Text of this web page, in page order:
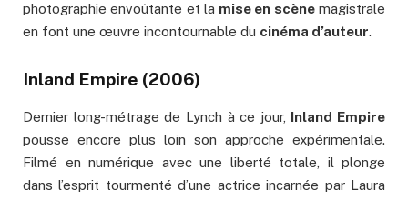
photographie envoûtante et la mise en scènemagistrale
en font une œuvre incontournable du cinéma d’auteur.
Inland Empire (2006)
Dernier long-métrage de Lynch à ce jour, Inland Empire
pousse encore plus loin son approche expérimentale.
Filmé en numérique avec une liberté totale, il plonge
dans l’esprit tourmenté d’une actrice incarnée par Laura